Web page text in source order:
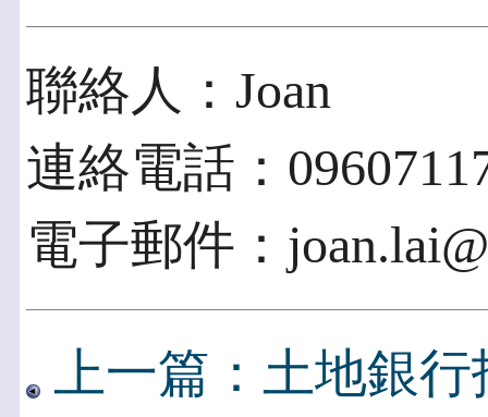
聯絡人：Joan
連絡電話：
電子郵件：
上一篇：土地銀